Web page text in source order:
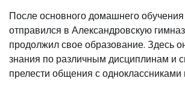
После основного домашнего
отправился в Александровскую
продолжил свое образование. Здесь
знания по различным дисциплинам и
прелести общения с одноклассниками